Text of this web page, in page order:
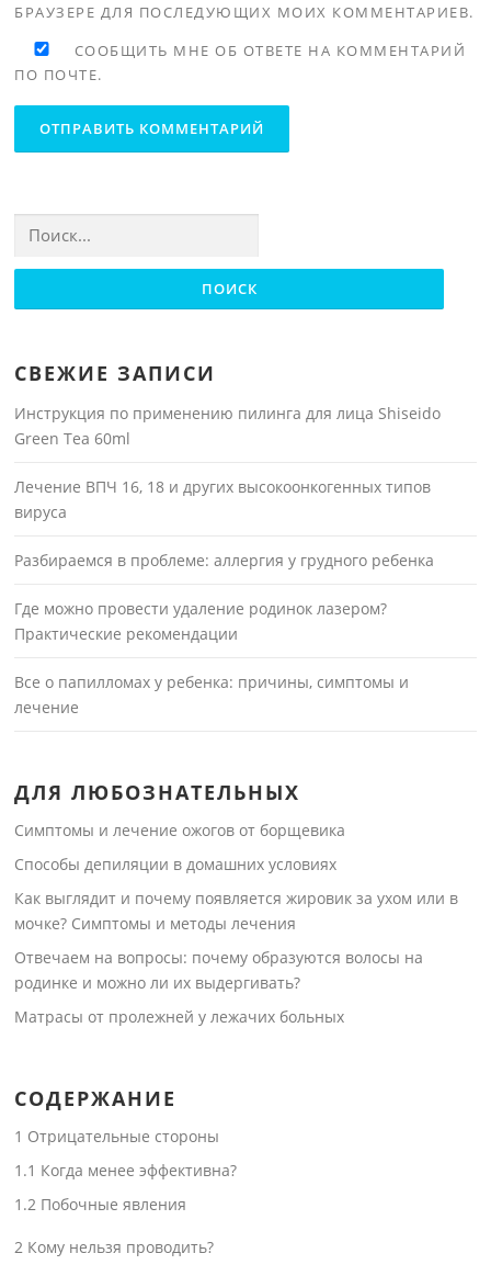
БРАУЗЕРЕ ДЛЯ ПОСЛЕДУЮЩИХ МОИХ КОММЕНТАРИЕВ.
СООБЩИТЬ МНЕ ОБ ОТВЕТЕ НА КОММЕНТАРИЙ
ПО ПОЧТЕ.
СВЕЖИЕ ЗАПИСИ
Инструкция по применению пилинга для лица Shiseido
Green Tea 60ml
Лечение ВПЧ 16, 18 и других высокоонкогенных типов
вируса
Разбираемся в проблеме: аллергия у грудного ребенка
Где можно провести удаление родинок лазером?
Практические рекомендации
Все о папилломах у ребенка: причины, симптомы и
лечение
ДЛЯ ЛЮБОЗНАТЕЛЬНЫХ
Симптомы и лечение ожогов от борщевика
Способы депиляции в домашних условиях
Как выглядит и почему появляется жировик за ухом или в
мочке? Симптомы и методы лечения
Отвечаем на вопросы: почему образуются волосы на
родинке и можно ли их выдергивать?
Матрасы от пролежней у лежачих больных
СОДЕРЖАНИЕ
1 Отрицательные стороны
1.1 Когда менее эффективна?
1.2 Побочные явления
2 Кому нельзя проводить?